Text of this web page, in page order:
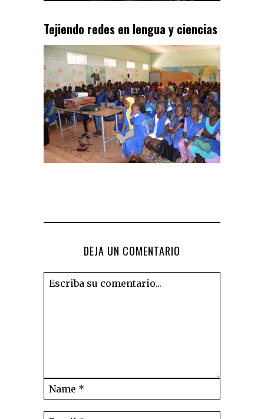
Tejiendo redes en lengua y ciencias
DEJA UN COMENTARIO